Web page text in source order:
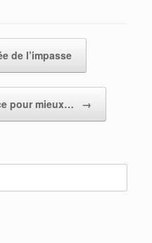
de l’impasse
pour mieux… →